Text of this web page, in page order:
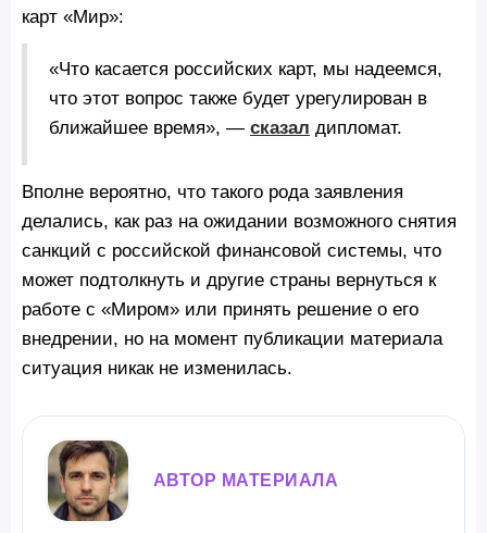
карт «Мир»:
«Что касается российских карт, мы надеемся,
что этот вопрос также будет урегулирован в
ближайшее время», — сказал дипломат.
Вполне вероятно, что такого рода заявления
делались, как раз на ожидании возможного снятия
санкций с российской финансовой системы, что
может подтолкнуть и другие страны вернуться к
работе с «Миром» или принять решение о его
внедрении, но на момент публикации материала
ситуация никак не изменилась.
АВТОР МАТЕРИАЛА